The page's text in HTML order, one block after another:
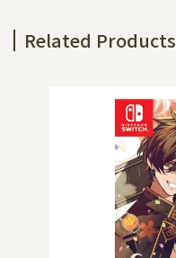
Related Products